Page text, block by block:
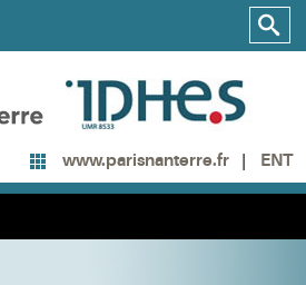
www.parisnanterre.fr ENT